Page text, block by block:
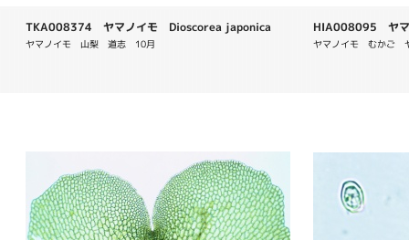
TKA008374 ヤマノイモ Dioscorea japonica
ヤマノイモ　山梨　道志　10月
HIA008095 ヤ
ヤマノイモ　むかご　